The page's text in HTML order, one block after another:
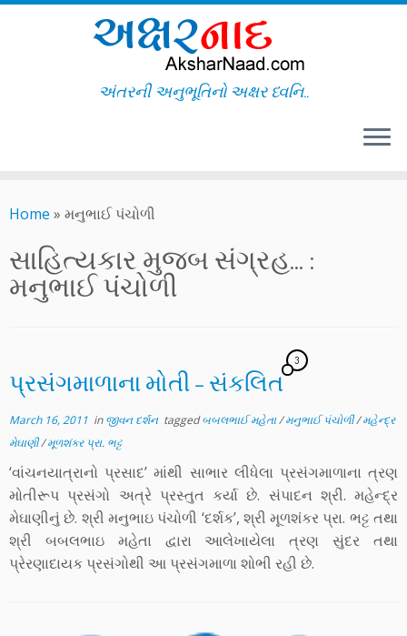
to
અંતરની અનુભૂતિનો અક્ષર ધ્વનિ..
Home » મનુભાઈ પંચોળી
સાહિત્યકાર મુજબ સંગ્રહ... :
મનુભાઈ પંચોળી
પ્રસંગમાળાના મોતી – સંકલિત
3
March 16, 2011 inજીવન દર્શન taggedબબલભાઈ મહેતા/મનુભાઈ પંચોળી/મહેન્દ્ર
મેઘાણી/મૂળશંકર પ્રા. ભટ્ટ
‘વાંચનયાત્રાનો પ્રસાદ’ માંથી સાભાર લીધેલા પ્રસંગમાળાના ત્રણ
મોતીરૂપ પ્રસંગો અત્રે પ્રસ્તુત કર્યા છે. સંપાદન શ્રી. મહેન્દ્ર
મેઘાણીનું છે. શ્રી મનુભાઇ પંચોળી ‘દર્શક’, શ્રી મૂળશંકર પ્રા. ભટ્ટ તથા
શ્રી બબલભાઇ મહેતા દ્વારા આલેખાયેલા ત્રણ સુંદર તથા
પ્રેરણાદાયક પ્રસંગોથી આ પ્રસંગમાળા શોભી રહી છે.